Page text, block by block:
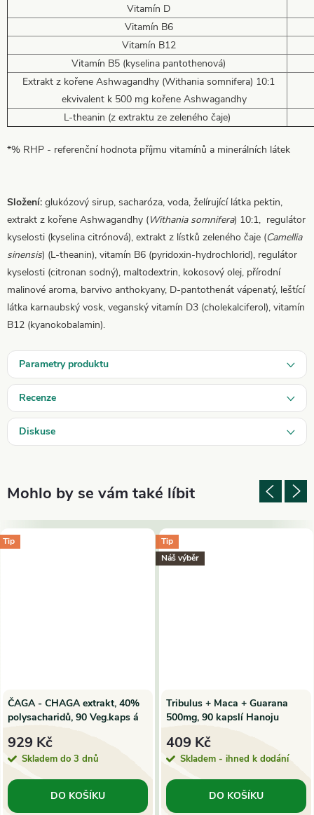
Vitamín D
Vitamín B6
Vitamín B12
Vitamín B5 (kyselina pantothenová)
Extrakt z kořene Ashwagandhy (Withania somnifera) 10:1
ekvivalent k 500 mg kořene Ashwagandhy
L-theanin (z extraktu ze zeleného čaje)
*% RHP - referenční hodnota příjmu vitamínů a minerálních látek
Složení: glukózový sirup, sacharóza, voda, želírující látka pektin,
extrakt z kořene Ashwagandhy (Withania somnifera) 10:1, regulátor
kyselosti (kyselina citrónová), extrakt z lístků zeleného čaje (Camellia
sinensis) (L-theanin), vitamín B6 (pyridoxin-hydrochlorid), regulátor
kyselosti (citronan sodný), maltodextrin, kokosový olej, přírodní
malinové aroma, barvivo anthokyany, D-pantothenát vápenatý, leštící
látka karnaubský vosk, veganský vitamín D3 (cholekalciferol), vitamín
B12 (kyanokobalamin).
Parametry produktu
Recenze
Diskuse
Tip
ČAGA - CHAGA extrakt, 40%
polysacharidů, 90 Veg.kaps á
929 Kč
Skladem do 3 dnů
DO KOŠÍKU
Tip
Náš výběr
Tribulus + Maca + Guarana
500mg, 90 kapslí Hanoju
409 Kč
Skladem - ihned k dodání
DO KOŠÍKU